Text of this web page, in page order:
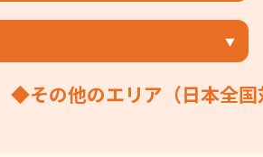
◆その他のエリア（日本全